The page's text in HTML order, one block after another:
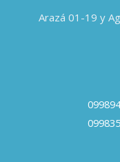
Arazá 01-19 y